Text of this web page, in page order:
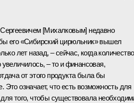
[Михалковым] недавно
его «Сибирский цирюльник» вышел
лет назад, – сейчас, когда количество
увеличилось, – то и финансовая,
от этого продукта была бы
Это означает, что есть возможность для
того, чтобы существовала